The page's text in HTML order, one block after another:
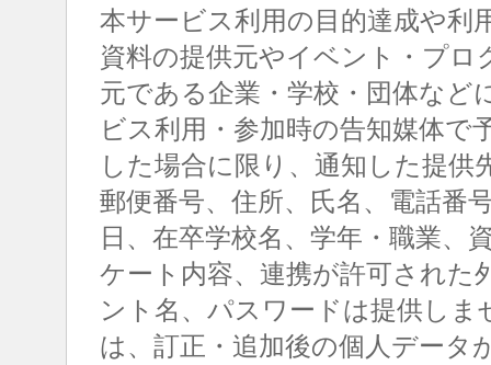
本サービス利用の目的達成や利
資料の提供元やイベント・プロ
元である企業・学校・団体など
ビス利用・参加時の告知媒体で
した場合に限り、通知した提
郵便番号、住所、氏名、電話番
日、在卒学校名、学年・職業、
ケート内容、連携が許可された
ント名、パスワードは提供し
は、訂正・追加後の個人データ